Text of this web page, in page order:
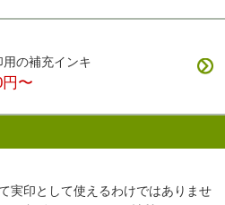
の補充インキ
〜
実印として使えるわけではありませ